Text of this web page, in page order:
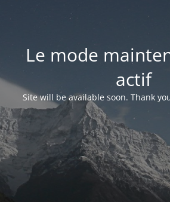
Le mode
actif
Site will be available soon. Thank